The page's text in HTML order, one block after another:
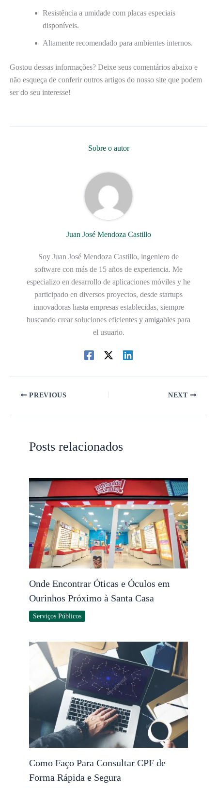
Resistência a umidade com placas especiais
disponíveis.
Altamente recomendado para ambientes internos.
Gostou dessas informações? Deixe seus comentários abaixo e
não esqueça de conferir outros artigos do nosso site que podem
ser do seu interesse!
Sobre o autor
Juan José Mendoza Castillo
Soy Juan José Mendoza Castillo, ingeniero de
software con más de 15 años de experiencia. Me
especializo en desarrollo de aplicaciones móviles y he
participado en diversos proyectos, desde startups
innovadoras hasta empresas establecidas, siempre
buscando crear soluciones eficientes y amigables para
el usuario.
PREVIOUS NEXT
Posts relacionados
Onde Encontrar Óticas e Óculos em
Ourinhos Próximo à Santa Casa
Serviços Públicos
Como Faço Para Consultar CPF de
Forma Rápida e Segura